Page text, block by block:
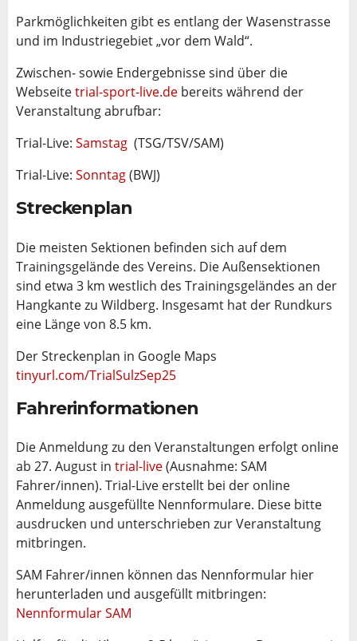
Parkmöglichkeiten gibt es entlang der Wasenstrasse
und im Industriegebiet „vor dem Wald“.
Zwischen- sowie Endergebnisse sind über die
Webseitetrial-sport-live.de bereits während der
Veranstaltung abrufbar:
Trial-Live: Samstag (TSG/TSV/SAM)
Trial-Live: Sonntag(BWJ)
Streckenplan
Die meisten Sektionen befinden sich auf dem
Trainingsgelände des Vereins. Die Außensektionen
sind etwa 3 km westlich des Trainingsgeländes an der
Hangkante zu Wildberg. Insgesamt hat der Rundkurs
eine Länge von 8.5 km.
Der Streckenplan in Google Maps
tinyurl.com/TrialSulzSep25
Fahrerinformationen
Die Anmeldung zu den Veranstaltungen erfolgt online
ab 27. August in trial-live(Ausnahme: SAM
Fahrer/innen). Trial-Live erstellt bei der online
Anmeldung ausgefüllte Nennformulare. Diese bitte
ausdrucken und unterschrieben zur Veranstaltung
mitbringen.
SAM Fahrer/innen können das Nennformular hier
herunterladen und ausgefüllt mitbringen:
Nennformular SAM